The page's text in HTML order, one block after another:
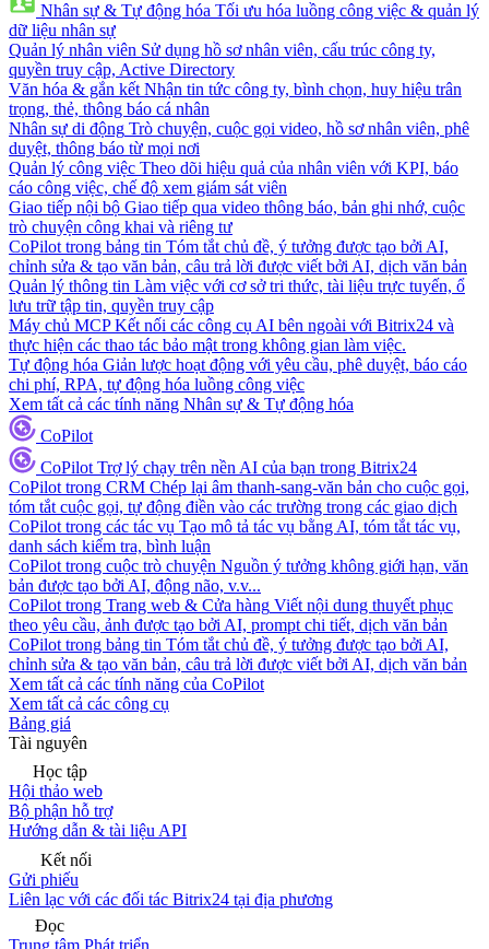
Nhân sự & Tự động hóa Tối ưu hóa luồng công việc & quản lý
dữ liệu nhân sự
Quản lý nhân viên Sử dụng hồ sơ nhân viên, cấu trúc công ty,
quyền truy cập, Active Directory
Văn hóa & gắn kết Nhận tin tức công ty, bình chọn, huy hiệu trân
trọng, thẻ, thông báo cá nhân
Nhân sự di động Trò chuyện, cuộc gọi video, hồ sơ nhân viên, phê
duyệt, thông báo từ mọi nơi
Quản lý công việc Theo dõi hiệu quả của nhân viên với KPI, báo
cáo công việc, chế độ xem giám sát viên
Giao tiếp nội bộ Giao tiếp qua video thông báo, bản ghi nhớ, cuộc
trò chuyện công khai và riêng tư
CoPilot trong bảng tin Tóm tắt chủ đề, ý tưởng được tạo bởi AI,
chỉnh sửa & tạo văn bản, câu trả lời được viết bởi AI, dịch văn bản
Quản lý thông tin Làm việc với cơ sở tri thức, tài liệu trực tuyến, ổ
lưu trữ tập tin, quyền truy cập
Máy chủ MCP Kết nối các công cụ AI bên ngoài với Bitrix24 và
thực hiện các thao tác bảo mật trong không gian làm việc.
Tự động hóa Giản lược hoạt động với yêu cầu, phê duyệt, báo cáo
chi phí, RPA, tự động hóa luồng công việc
Xem tất cả các tính năng Nhân sự & Tự động hóa
CoPilot
CoPilot Trợ lý chạy trên nền AI của bạn trong Bitrix24
CoPilot trong CRM Chép lại âm thanh-sang-văn bản cho cuộc gọi,
tóm tắt cuộc gọi, tự động điền vào các trường trong các giao dịch
CoPilot trong các tác vụ Tạo mô tả tác vụ bằng AI, tóm tắt tác vụ,
danh sách kiểm tra, bình luận
CoPilot trong cuộc trò chuyện Nguồn ý tưởng không giới hạn, văn
bản được tạo bởi AI, động não, v.v...
CoPilot trong Trang web & Cửa hàng Viết nội dung thuyết phục
theo yêu cầu, ảnh được tạo bởi AI, prompt chi tiết, dịch văn bản
CoPilot trong bảng tin Tóm tắt chủ đề, ý tưởng được tạo bởi AI,
chỉnh sửa & tạo văn bản, câu trả lời được viết bởi AI, dịch văn bản
Xem tất cả các tính năng của CoPilot
Xem tất cả các công cụ
Bảng giá
Tài nguyên
Học tập
Hội thảo web
Bộ phận hỗ trợ
Hướng dẫn & tài liệu API
Kết nối
Gửi phiếu
Liên lạc với các đối tác Bitrix24 tại địa phương
Đọc
Trung tâm Phát triển